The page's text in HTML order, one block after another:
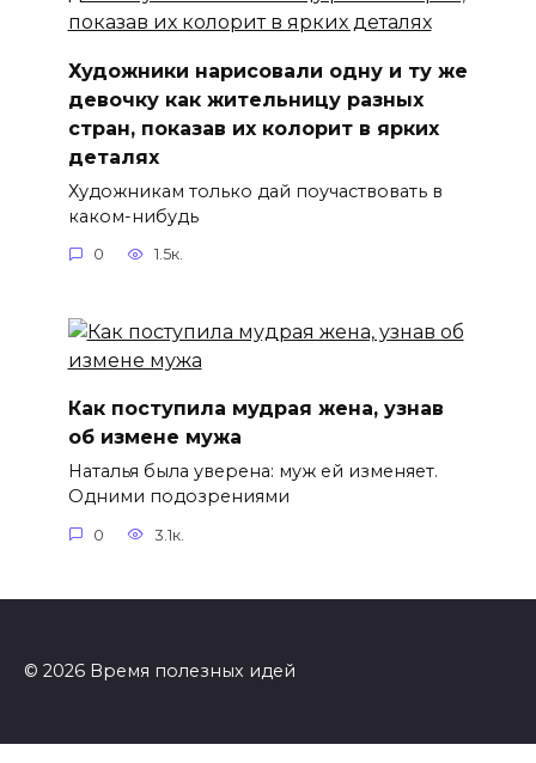
Художники нарисовали одну и ту же
девочку как жительницу разных
стран, показав их колорит в ярких
деталях
Художникам только дай поучаствовать в
каком-нибудь
0 1.5к.
Как поступила мудрая жена, узнав
об измене мужа
Наталья была уверена: муж ей изменяет.
Одними подозрениями
0 3.1к.
© 2026 Время полезных идей